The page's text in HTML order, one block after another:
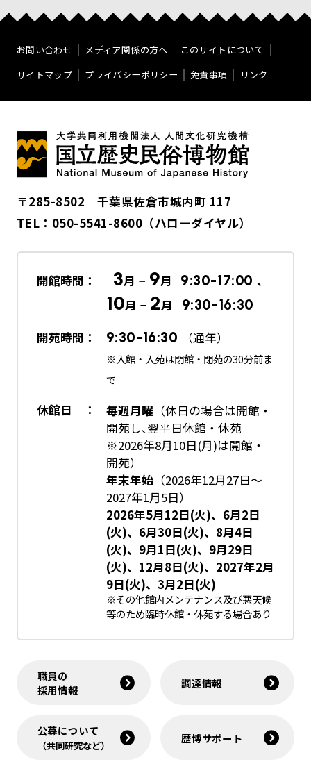
お問い合わせ メディア関係の方へ
このサイトについて
サイトマップ
プライバシーポリシー 免責事項 リンク
開館時間： 3月 − 9月 9:30-17:00 、
10月 − 2月
9:30-16:30
開苑時間：
9:30-16:30 （通年）
※入館・入苑は閉館・閉苑の30分前ま
で
休館日 ： 毎週月曜（休日の場合は開館・
開苑し､翌平日休館・休苑
※2026年8月10日(月)は開館・
開苑）
年末年始（2026年12月27日～
2027年1月5日）
2026年5月12日(火)、6月2日
(火)、6月30日(火)、8月4日
(火)、9月1日(火)、9月29日
(火)、12月8日(火)、2027年2月
9日(火)、3月2日(火)
※その他館内メンテナンス及び悪天候
等のため臨時休館・休苑する場合あり
職員の
採用情報
調達情報
公募について
（共同研究など）
歴博サポート
〒285-8502 千葉県佐倉市城内町 117
TEL： 050-5541-8600 （ハローダイヤル）